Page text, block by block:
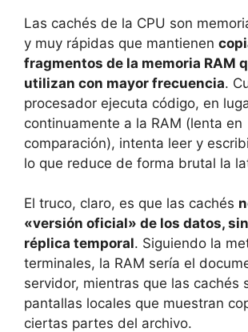
Las cachés de la CPU son
y muy rápidas que mantienen
fragmentos de la memoria RAM
utilizan con mayor frecuencia.
procesador ejecuta código, en
continuamente a la RAM (lenta en
comparación), intenta leer y
lo que reduce de forma brutal la
El truco, claro, es que las cachés
«versión oficial» de los datos,
réplica temporal. Siguiendo la
terminales, la RAM sería el
servidor, mientras que las cachés
pantallas locales que muestran
ciertas partes del archivo.